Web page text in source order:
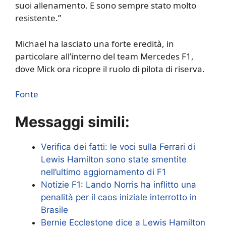
suoi allenamento. E sono sempre stato molto
resistente.”
Michael ha lasciato una forte eredità, in
particolare all’interno del team Mercedes F1,
dove Mick ora ricopre il ruolo di pilota di riserva.
Fonte
Messaggi simili:
Verifica dei fatti: le voci sulla Ferrari di
Lewis Hamilton sono state smentite
nell’ultimo aggiornamento di F1
Notizie F1: Lando Norris ha inflitto una
penalità per il caos iniziale interrotto in
Brasile
Bernie Ecclestone dice a Lewis Hamilton